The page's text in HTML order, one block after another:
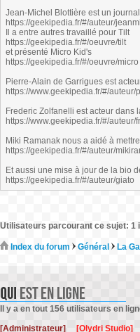
Jean-Michel Blottière est un
https://geekipedia.fr/#/auteur/
Il a entre autres travaillé pour Tilt
https://geekipedia.fr/#/oeuvre/tilt
et présenté Micro Kid's
https://geekipedia.fr/#/oeuvre/micro
Pierre-Alain de Garrigues est
https://www.geekipedia.fr/#/auteur/
Frederic Zolfanelli est acteur dans
https://www.geekipedia.fr/#/auteur/
Miki Ramanak nous a aidé à
https://geekipedia.fr/#/auteur/
Et aussi une mise à jour de la bio
https://geekipedia.fr/#/auteur/giato
Utilisateurs parcourant ce sujet: 1
Index du forum Général La
Il y a en tout 156 utilisateurs en
[Administrateur]
[Olydri Studio]